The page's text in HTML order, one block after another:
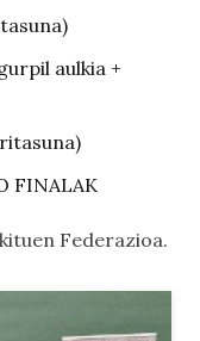
aulkia +
FINALAK
Federazioa.